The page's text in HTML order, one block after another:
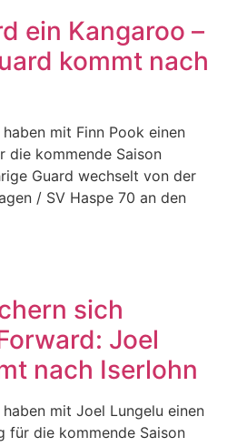
ein Kangaroo –
kommt nach
mit Finn Pook einen
die kommende Saison
Guard wechselt von der
/ SV Haspe 70 an den
sich
Joel
nach Iserlohn
mit Joel Lungelu einen
für die kommende Saison